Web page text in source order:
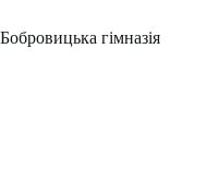
до
вмісту
Бобровицька гімназія